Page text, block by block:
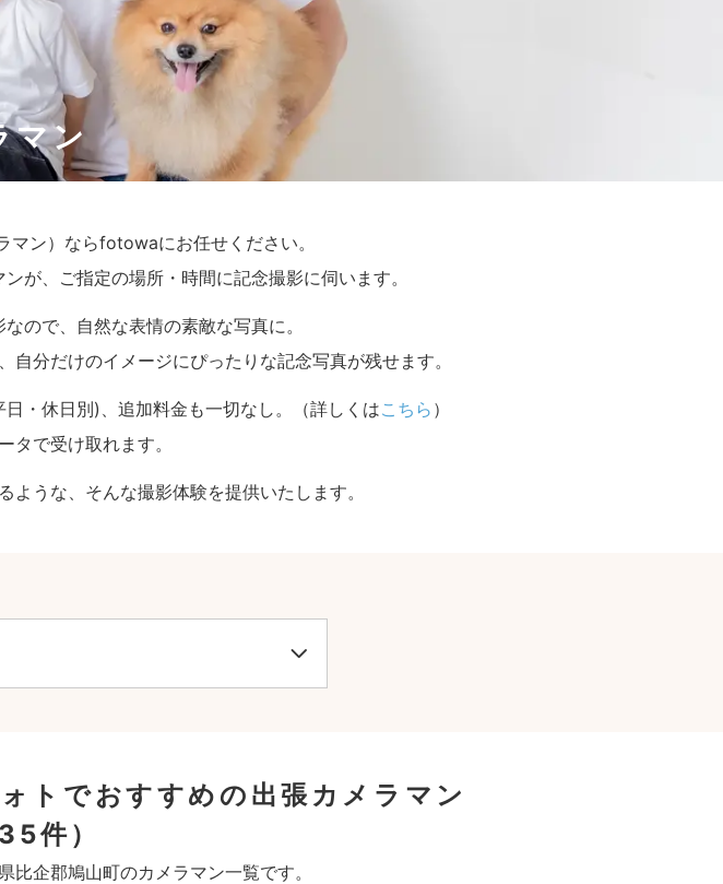
マン
マン）ならfotowaにお任せください。
が、ご指定の場所・時間に記念撮影に伺います。
ので、自然な表情の素敵な写真に。
分だけのイメージにぴったりな記念写真が残せます。
・休日別)、追加料金も一切なし。（詳しくはこちら ）
タで受け取れます。
うな、そんな撮影体験を提供いたします。
トでおすすめの出張カメラマン
件）
企郡鳩山町のカメラマン一覧です。